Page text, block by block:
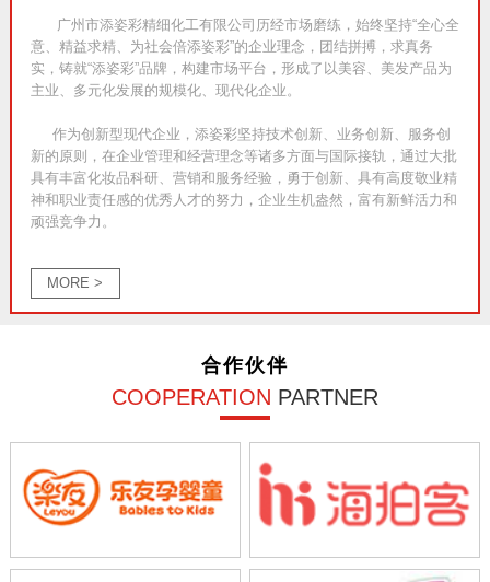
广州市添姿彩精细化工有限公司历经市场磨练，始终坚持“全心全
意、精益求精、为社会倍添姿彩”的企业理念，团结拼搏，求真务
实，铸就“添姿彩”品牌，构建市场平台，形成了以美容、美发产品为
主业、多元化发展的规模化、现代化企业。
作为创新型现代企业，添姿彩坚持技术创新、业务创新、服务创
新的原则，在企业管理和经营理念等诸多方面与国际接轨，通过大批
具有丰富化妆品科研、营销和服务经验，勇于创新、具有高度敬业精
神和职业责任感的优秀人才的努力，企业生机盎然，富有新鲜活力和
顽强竞争力。
MORE >
合作伙伴
COOPERATION PARTNER